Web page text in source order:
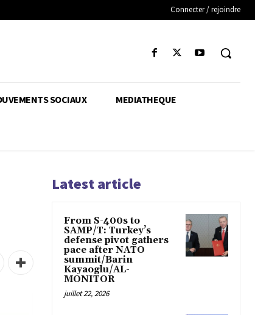
Connecter / rejoindre
SOCIAUX MEDIATHEQUE
Latest article
From S-400s to
SAMP/T: Turkey’s
defense pivot gathers
pace after NATO
summit/Barin
Kayaoglu/AL-
MONITOR
juillet 22, 2026